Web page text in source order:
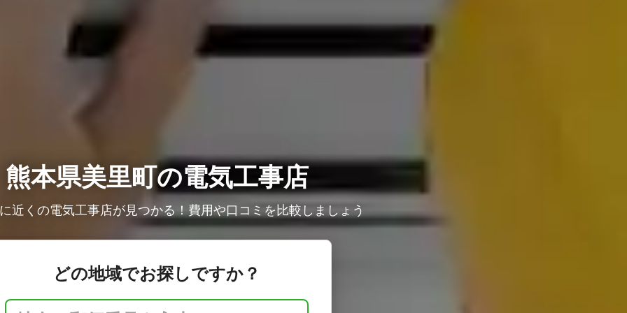
熊本県美里町の電気工事店
近くの電気工事店が見つかる！費用や口コミを比較しましょう
どの地域でお探しですか？